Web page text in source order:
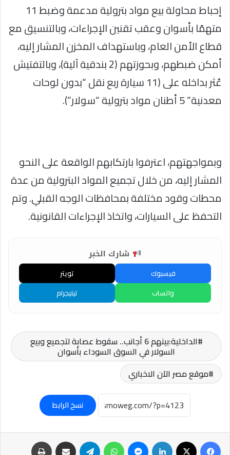
إحباط محاولة بيع مواد بترولية مدعمة وضبط 11
متهمًا بأسوان وعقب تقنين الإجراءات، وبالتنسيق مع
قطاع الأمن العام، وباستهداف المخزن المشار إليه،
أمكن ضبطهم، وبحوزتهم (2 بندقية آلية)، وبالتفتيش
عُثر بداخله على (11 سيارة ربع نقل “بدون لوحات
معدنية” 5 أطنان مواد بترولية “سولار”).
وبمواجهتهم، اعترفوا بارتكابهم الواقعة على النحو
المشار إليه، من خلال تجميع المواد البترولية من عدة
محطات وقود مختلفة بمحافظات الوجه القبلي. وتم
التحفظ على السيارات، واتخاذ الإجراءات القانونية.
شارك الخبر
فيسبوك
تويتر
واتساب
تيليجرام
الداخلية:بينهم 6 أجانب.. سقوط عصابة لتجميع وبيع
السولار في السوق السوداء بأسوان
موقع مصر الآن الاخباري
نسخ الرابط
فيسبوك لينكدإن ماسنجر واتساب تيلقرام مشاركة عبر البريد